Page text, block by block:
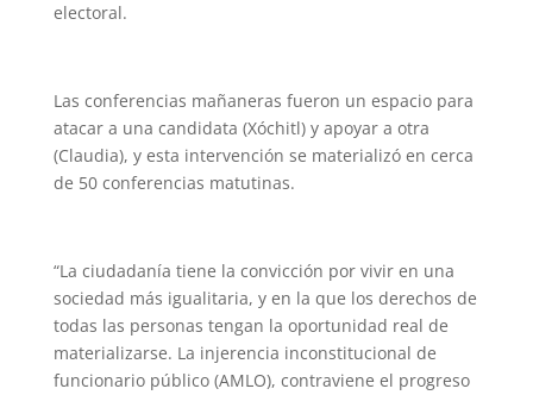
electoral.
Las conferencias mañaneras fueron un espacio para
atacar a una candidata (Xóchitl) y apoyar a otra
(Claudia), y esta intervención se materializó en cerca
de 50 conferencias matutinas.
“La ciudadanía tiene la convicción por vivir en una
sociedad más igualitaria, y en la que los derechos de
todas las personas tengan la oportunidad real de
materializarse. La injerencia inconstitucional de
funcionario público (AMLO), contraviene el progreso